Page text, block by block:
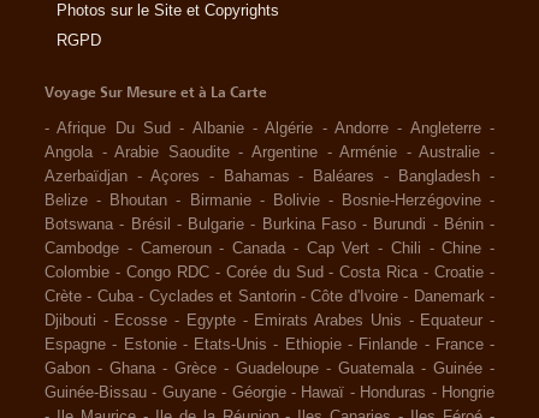
Photos sur le Site et Copyrights
RGPD
Voyage Sur Mesure et à La Carte
-Afrique Du Sud - Albanie -Algérie -Andorre - Angleterre -
Angola -Arabie Saoudite -Argentine -Arménie -Australie -
Azerbaïdjan - Açores - Bahamas - Baléares - Bangladesh -
Belize - Bhoutan - Birmanie - Bolivie - Bosnie-Herzégovine -
Botswana - Brésil - Bulgarie - Burkina Faso - Burundi - Bénin -
Cambodge - Cameroun - Canada - Cap Vert - Chili -Chine -
Colombie - Congo RDC - Corée du Sud -Costa Rica -Croatie -
Crète - Cuba - Cyclades et Santorin -Côte d'Ivoire - Danemark -
Djibouti - Ecosse - Egypte - Emirats Arabes Unis - Equateur -
Espagne - Estonie - Etats-Unis - Ethiopie - Finlande - France -
Gabon - Ghana - Grèce - Guadeloupe - Guatemala - Guinée -
Guinée-Bissau - Guyane - Géorgie - Hawaï - Honduras - Hongrie